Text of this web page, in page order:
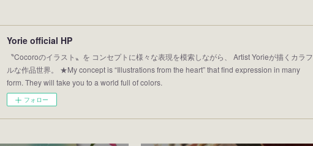
Yorie official HP
〝Cocoroのイラスト〟を コンセプトに様々な表現を模索しながら、 Artist Yorieが描くカラフ
ルな作品世界。 ★My concept is “Illustrations from the heart” that find expression in many
form. They will take you to a world full of colors.
フォロー